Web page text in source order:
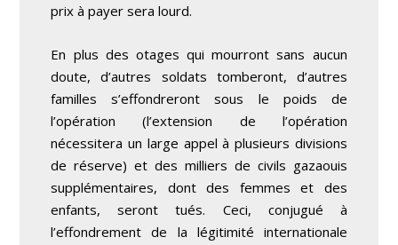
prix à payer sera lourd.
En plus des otages qui mourront sans aucun
doute, d’autres soldats tomberont, d’autres
familles s’effondreront sous le poids de
l’opération (l’extension de l’opération
nécessitera un large appel à plusieurs divisions
de réserve) et des milliers de civils gazaouis
supplémentaires, dont des femmes et des
enfants, seront tués. Ceci, conjugué à
l’effondrement de la légitimité internationale